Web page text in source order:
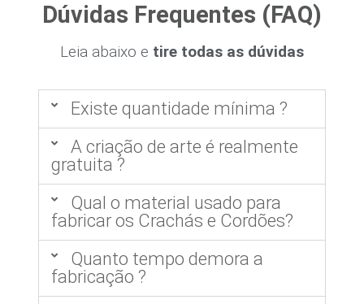
Dúvidas Frequentes (FAQ)
Leia abaixo e tire todas as dúvidas
Existe quantidade mínima ?
A criação de arte é realmente
gratuita ?
Qual o material usado para
fabricar os Crachás e Cordões?
Quanto tempo demora a
fabricação ?